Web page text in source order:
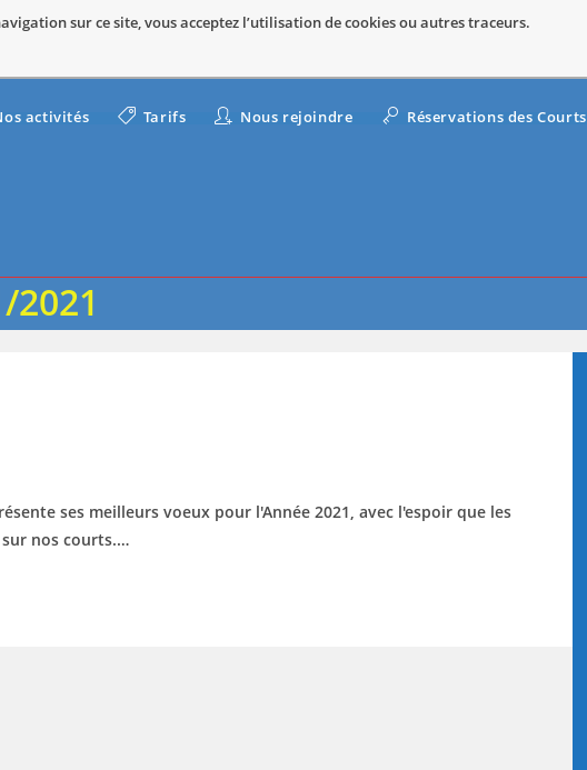
sur ce site, vous acceptez l’utilisation de cookies ou autres traceurs.
activités Tarifs Nous rejoindre Réservations des Courts
ses meilleurs voeux pour l'Année 2021, avec l'espoir que les
nos courts.…